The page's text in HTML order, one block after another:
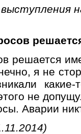
выступления
решается
я не
какие-
не
Аварии